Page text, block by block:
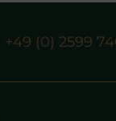
+49 (0) 2599